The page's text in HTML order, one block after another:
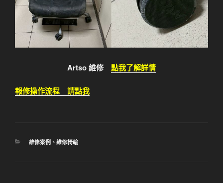
Artso 維修 點我了解詳情
報修操作流程 請點我
分
維修案例 、 維修椅輪